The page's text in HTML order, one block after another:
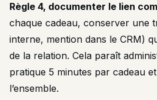
Règle 4, documenter le lien
chaque cadeau, conserver une
interne, mention dans le CRM)
de la relation. Cela paraît
pratique 5 minutes par cadeau
l’ensemble.